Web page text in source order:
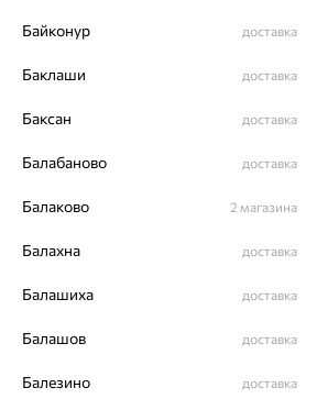
Байконур доставка
Баклаши доставка
Баксан доставка
Балабаново доставка
Балаково 2 магазина
Балахна доставка
Балашиха доставка
Балашов доставка
Балезино доставка